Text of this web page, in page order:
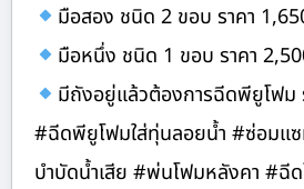
มือสอง ชนิด 2 ขอบ ราคา
มือหนึ่ง ชนิด 1 ขอบ ราคา
มีถังอยู่แล้วต้องการฉีดพียูโฟม
#ฉีดพียูโฟมใส่ทุ่นลอยน้ำ #ซ่อมแ
บำบัดน้ำเสีย #พ่นโฟมหลังคา #ฉี